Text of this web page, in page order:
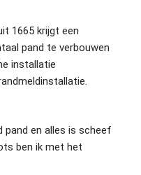
1665 krijgt een
pand te verbouwen
installatie
pand en alles is scheef
ben ik met het